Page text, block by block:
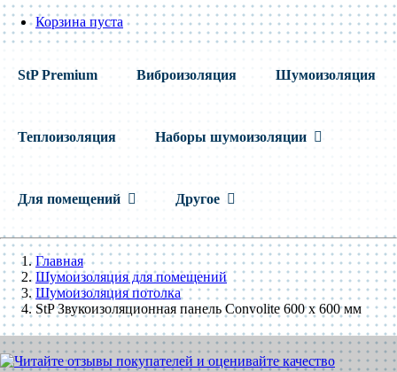
Корзина пуста
StP Premium Виброизоляция Шумоизоляция
Теплоизоляция Наборы шумоизоляции
Для помещений Другое
Главная
Шумоизоляция для помещений
Шумоизоляция потолка
StP Звукоизоляционная панель Convolite 600 x 600 мм